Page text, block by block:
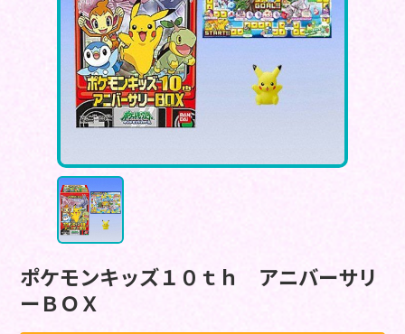
ポケモンキッズ１０ｔｈ アニバーサリ
ーＢＯＸ